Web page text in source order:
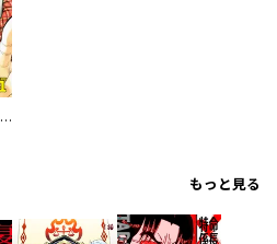
探偵犬シャードック（新装版）
もっと見る